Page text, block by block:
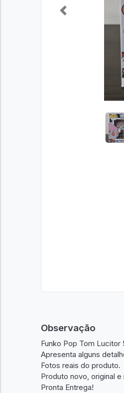
Previous
Observação
Funko Pop Tom Lucitor
Apresenta alguns
Fotos reais do produto.
Produto novo, original e
Pronta Entrega!